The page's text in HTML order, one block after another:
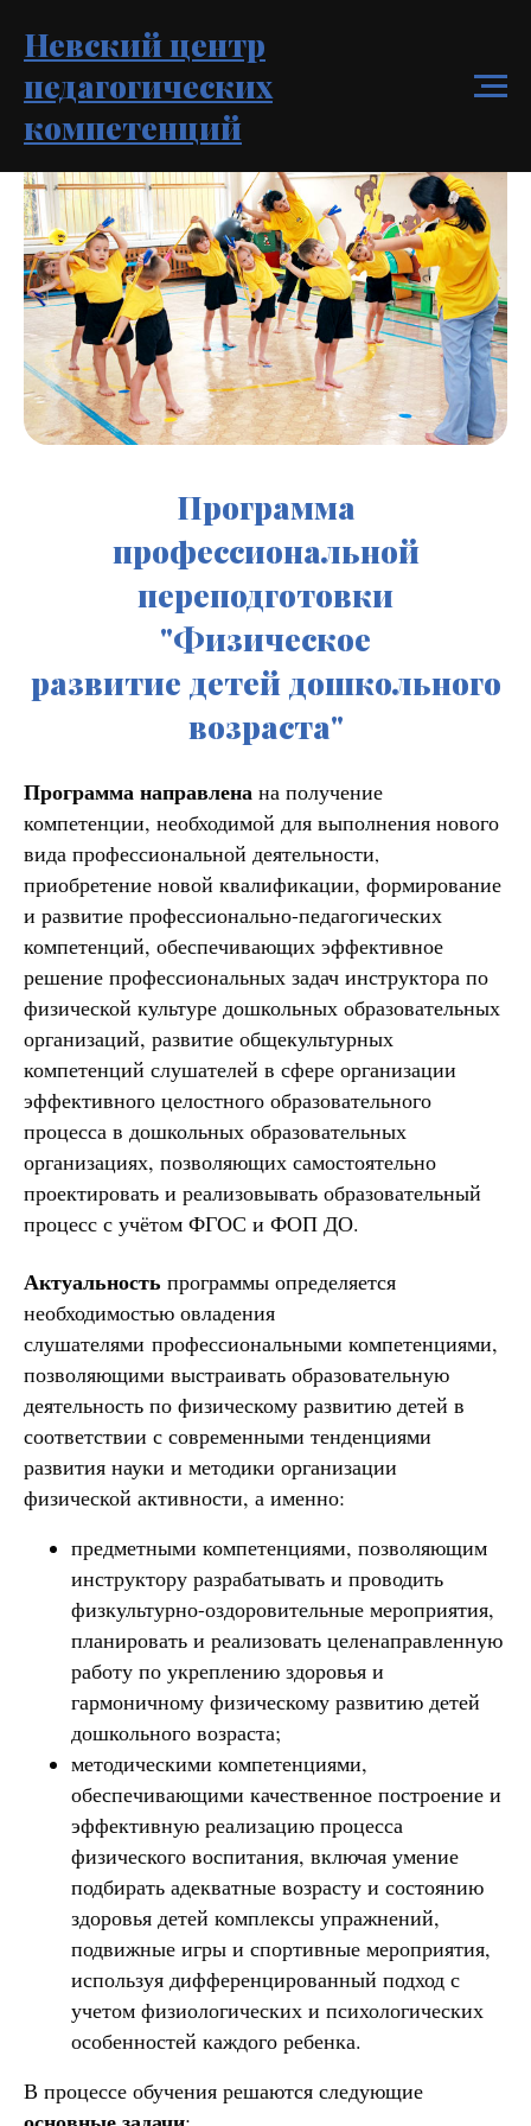
Невский центр
педагогических
компетенций
Программа
профессиональной
переподготовки
"Физическое
развитие детей дошкольного
возраста"
Программанаправлена на получение
компетенции, необходимой для выполнения нового
вида профессиональной деятельности,
приобретение новой квалификации, формирование
и развитие профессионально-педагогических
компетенций, обеспечивающих эффективное
решение профессиональных задач инструктора по
физической культуре дошкольных образовательных
организаций, развитие общекультурных
компетенций слушателей в сфере организации
эффективного целостного образовательного
процесса в дошкольных образовательных
организациях, позволяющих самостоятельно
проектировать и реализовывать образовательный
процесс с учётом ФГОС и ФОП ДО.
Актуальность программы определяется
необходимостью овладения
слушателями профессиональными компетенциями,
позволяющими выстраивать образовательную
деятельность по физическому развитию детей в
соответствии с современными тенденциями
развития науки и методики организации
физической активности, а именно:
предметными компетенциями, позволяющим
инструктору разрабатывать и проводить
физкультурно-оздоровительные мероприятия,
планировать и реализовать целенаправленную
работу по укреплению здоровья и
гармоничному физическому развитию детей
дошкольного возраста;
методическими компетенциями,
обеспечивающими качественное построение и
эффективную реализацию процесса
физического воспитания, включая умение
подбирать адекватные возрасту и состоянию
здоровья детей комплексы упражнений,
подвижные игры и спортивные мероприятия,
используя дифференцированный подход с
учетом физиологических и психологических
особенностей каждого ребенка.
В процессе обучения решаются следующие